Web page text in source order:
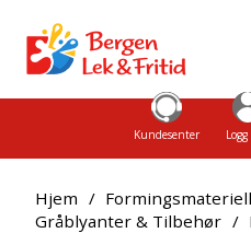
Kundesenter
Hjem / Formingsmateriell
Gråblyanter & Tilbehør /